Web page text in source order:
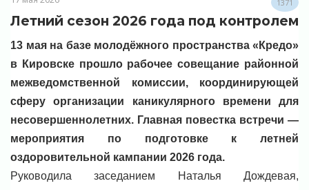
1371
Летний сезон 2026 года под контролем
13 мая на базе молодёжного пространства «Кредо»
в Кировске прошло рабочее совещание районной
межведомственной комиссии, координирующей
сферу организации каникулярного времени для
несовершеннолетних. Главная повестка встречи —
мероприятия по подготовке к летней
оздоровительной кампании 2026 года.
Руководила заседанием Наталья Дождевая,